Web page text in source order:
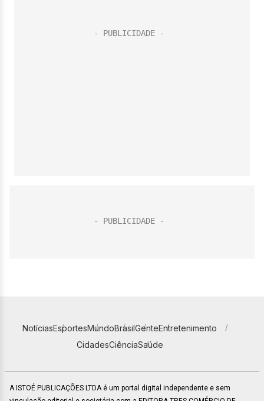
NotíciasEsportesMundoBrasilGenteEntretenimento
CidadesCiênciaSaúde
A ISTOÉ PUBLICAÇÕES LTDA é um portal digital independente e sem